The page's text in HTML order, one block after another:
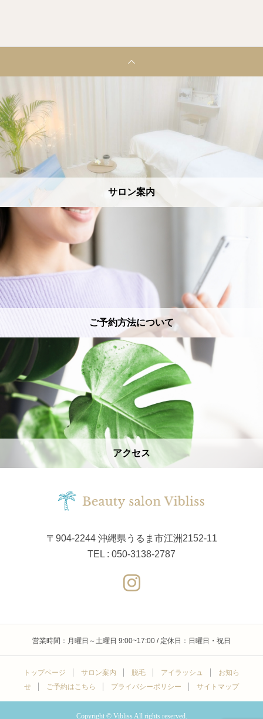
サロン案内
ご予約方法について
アクセス
〒904-2244 沖縄県うるま市江洲2152-11
TEL : 050-3138-2787
営業時間：月曜日～土曜日 9:00~17:00 / 定休日：日曜日・祝日
トップページ サロン案内 脱毛 アイラッシュ
お知ら
せ
ご予約はこちら プライバシーポリシー サイトマップ
Copyright © Vibliss All rights reserved.